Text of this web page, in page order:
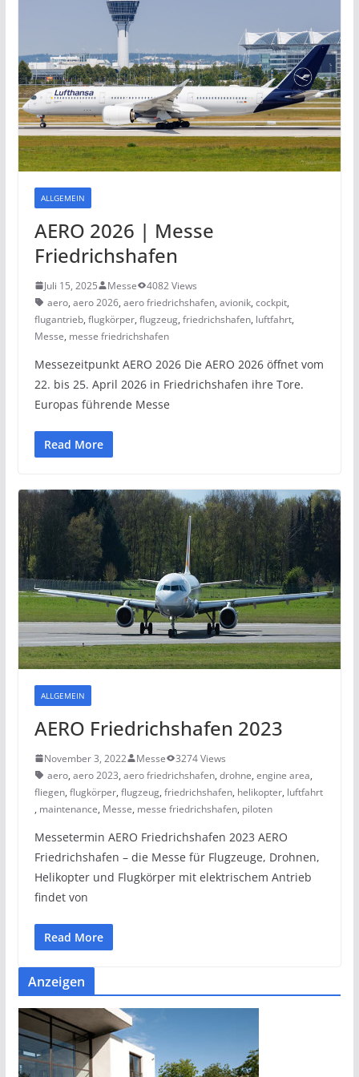
ALLGEMEIN
AERO 2026 | Messe
Friedrichshafen
Juli 15, 2025 Messe
4082 Views
aero, aero 2026, aero friedrichshafen, avionik, cockpit,
flugantrieb, flugkörper, flugzeug, friedrichshafen, luftfahrt,
Messe, messe friedrichshafen
Messezeitpunkt AERO 2026 Die AERO 2026 öffnet vom
22. bis 25. April 2026 in Friedrichshafen ihre Tore.
Europas führende Messe
Read More
ALLGEMEIN
AERO Friedrichshafen 2023
November 3, 2022 Messe
3274 Views
aero, aero 2023, aero friedrichshafen, drohne, engine area,
fliegen, flugkörper, flugzeug, friedrichshafen, helikopter, luftfahrt
, maintenance, Messe, messe friedrichshafen, piloten
Messetermin AERO Friedrichshafen 2023 AERO
Friedrichshafen – die Messe für Flugzeuge, Drohnen,
Helikopter und Flugkörper mit elektrischem Antrieb
findet von
Read More
Anzeigen